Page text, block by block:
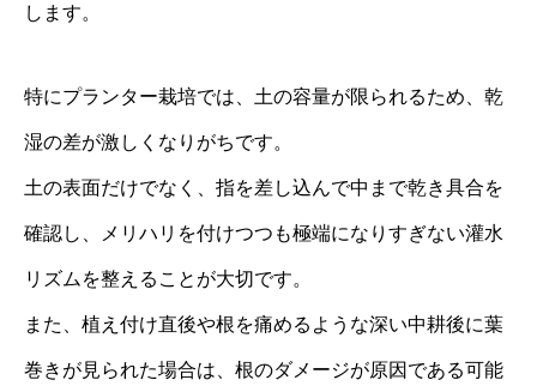
します。
特にプランター栽培では、土の容量が限られるため、乾
湿の差が激しくなりがちです。
土の表面だけでなく、指を差し込んで中まで乾き具合を
確認し、メリハリを付けつつも極端になりすぎない灌水
リズムを整えることが大切です。
また、植え付け直後や根を痛めるような深い中耕後に葉
巻きが見られた場合は、根のダメージが原因である可能